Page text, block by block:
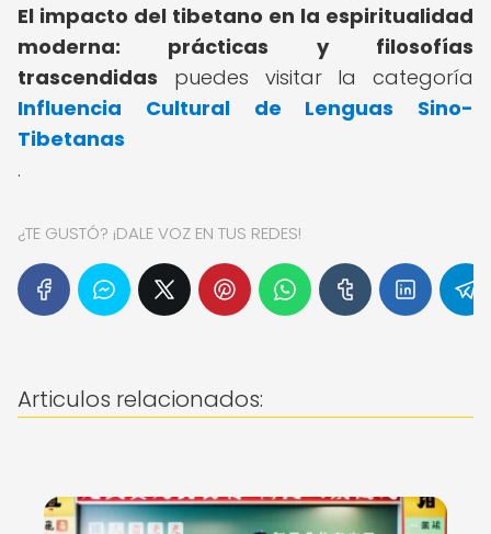
El impacto del tibetano en la espiritualidad
moderna: prácticas y filosofías
trascendidas puedes visitar la categoría
Influencia Cultural de Lenguas Sino-
Tibetanas
.
¿TE GUSTÓ? ¡DALE VOZ EN TUS REDES!
Articulos relacionados: